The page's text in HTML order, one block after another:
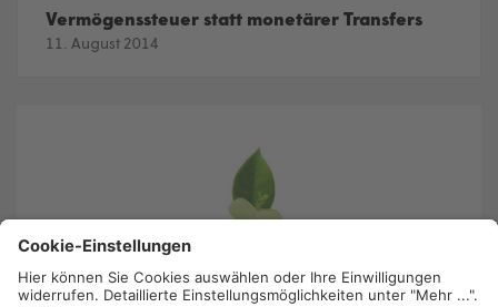
Vermögenssteuer statt monetärer Transfers
11. August 2014